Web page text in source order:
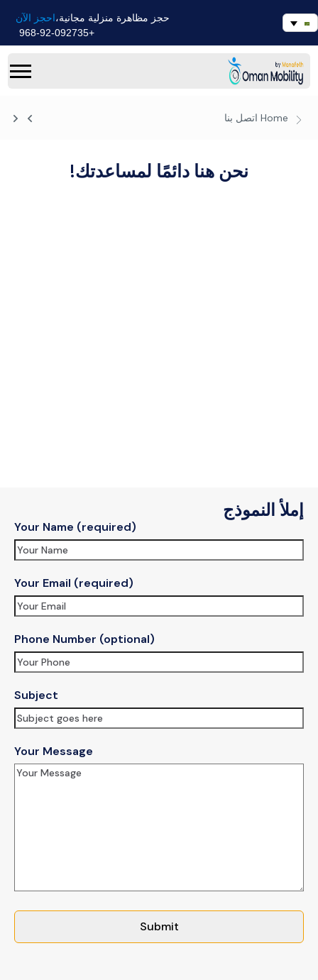
حجز مظاهرة منزلية مجانية،احجز الآن
Homeاتصل بنا
نحن هنا دائمًا لمساعدتك!
النموذج
Your Name (required)
Your Email (required)
Phone Number (optional)
Subject
Your Message